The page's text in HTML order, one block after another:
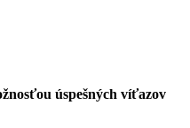
úspešných víťazov